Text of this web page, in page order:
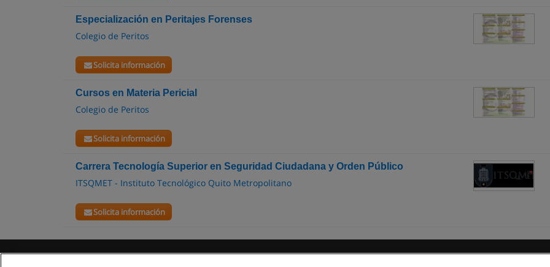
Especialización en Peritajes Forenses
Colegio de Peritos
Solicita información
Cursos en Materia Pericial
Colegio de Peritos
Solicita información
Carrera Tecnología Superior en Seguridad Ciudadana y Orden Público
ITSQMET - Instituto Tecnológico Quito Metropolitano
Solicita información